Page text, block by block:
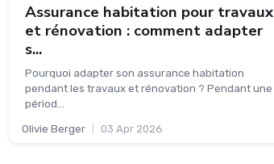
Assurance habitation pour travaux
et rénovation : comment adapter
s...
Pourquoi adapter son assurance habitation
pendant les travaux et rénovation ? Pendant une
périod...
Olivie Berger 03 Apr 2026